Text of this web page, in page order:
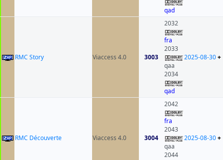
qad
RMC Story Viaccess 4.0 3003
2032
fra
2033
qaa
2034
qad
2025-08-30+
RMC Découverte Viaccess 4.0 3004
2042
fra
2043
qaa
2044
2025-08-30+